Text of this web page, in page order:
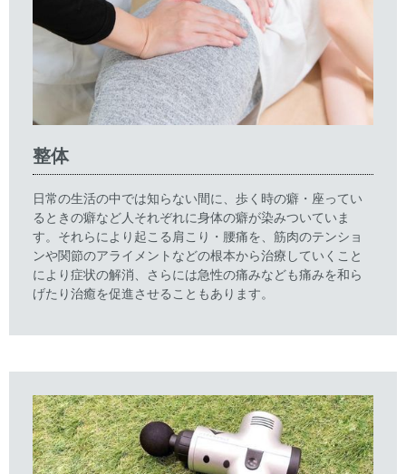
整体
日常の生活の中では知らない間に、歩く時の癖・座ってい
るときの癖など人それぞれに身体の癖が染みついていま
す。それらにより起こる肩こり・腰痛を、筋肉のテンショ
ンや関節のアライメントなどの根本から治療していくこと
により症状の解消、さらには急性の痛みなども痛みを和ら
げたり治癒を促進させることもあります。